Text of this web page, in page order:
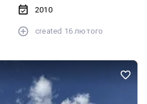
до озера — головна перевага
що дозволить збільшити дохід
2010
created 16 лютого